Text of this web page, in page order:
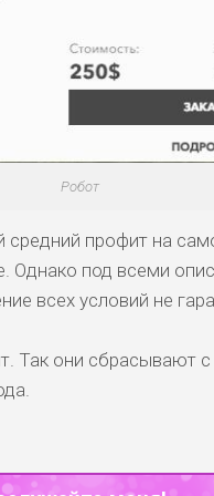
Робот
средний профит на
Однако под всеми
всех условий не
Так они сбрасывают